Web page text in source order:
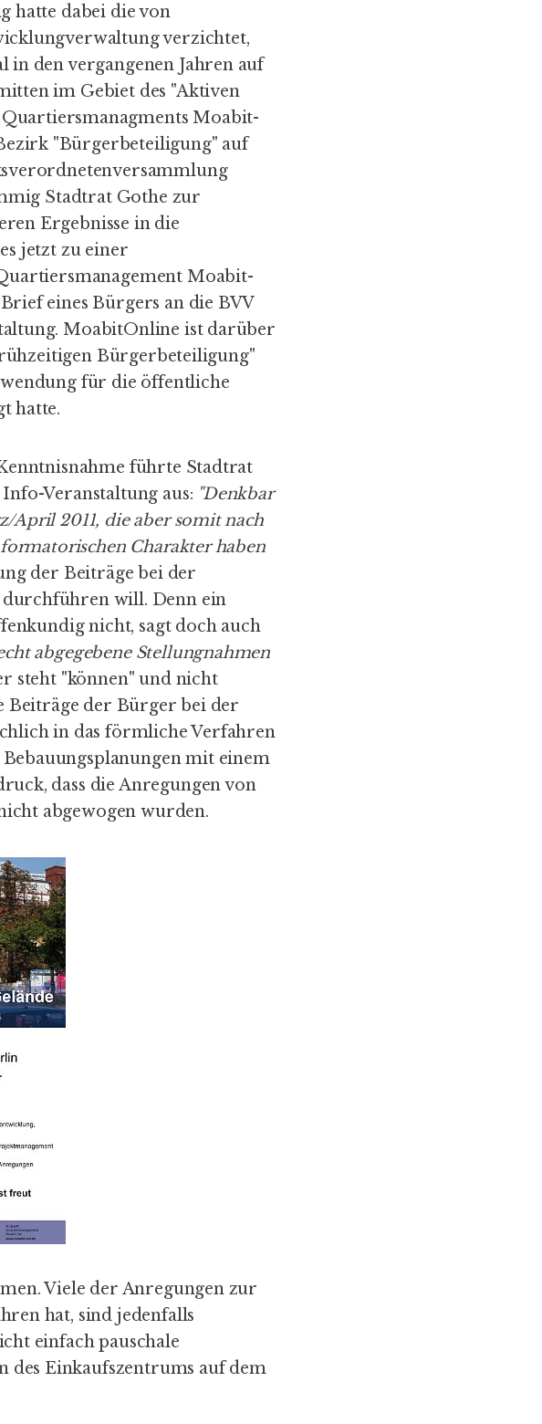
hatte dabei die von
verzichtet,
den vergangenen Jahren auf
im Gebiet des "Aktiven
Quartiersmanagments Moabit-
"Bürgerbeteiligung" auf
Stadtrat Gothe zur
Ergebnisse in die
jetzt zu einer
Moabit-
eines Bürgers an die BVV
MoabitOnline ist darüber
Bürgerbeteiligung"
für die öffentliche
hatte.
führte Stadtrat
Veranstaltung aus: "Denkbar
April 2011, die aber somit nach
Charakter haben
der Beiträge bei der
will. Denn ein
nicht, sagt doch auch
abgegebene Stellungnahmen
steht "können" und nicht
Beiträge der Bürger bei der
in das förmliche Verfahren
mit einem
dass die Anregungen von
abge­wogen wurden.
Viele der Anregungen zur
hat, sind jedenfalls
einfach pauschale
Einkaufszentrums auf dem